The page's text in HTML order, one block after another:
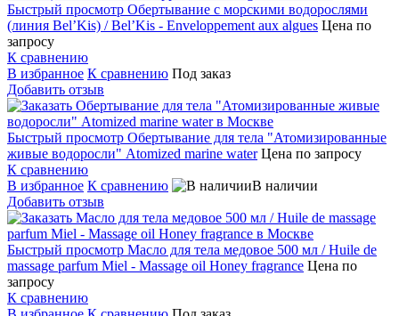
Быстрый просмотр Обертывание с морскими водорослями
(линия Bel’Kis) / Bel’Kis - Enveloppement aux algues Цена по
запросу
К сравнению
В избранное К сравнению Под заказ
Добавить отзыв
Быстрый просмотр Обертывание для тела "Атомизированные
живые водоросли" Atomized marine water Цена по запросу
К сравнению
В избранное К сравнению
В наличии
Добавить отзыв
Быстрый просмотр Масло для тела медовое 500 мл / Huile de
massage parfum Miel - Massage oil Honey fragrance Цена по
запросу
К сравнению